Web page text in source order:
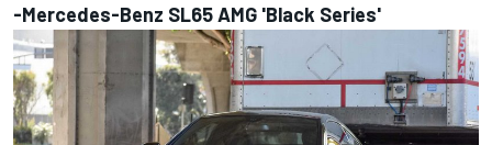
-Mercedes-Benz SL65 AMG 'Black Series'